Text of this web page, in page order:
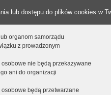
lub dostępu do plików cookies w
organom samorządu
z prowadzonym
nie będą przekazywane
ani do organizacji
będą przetwarzane